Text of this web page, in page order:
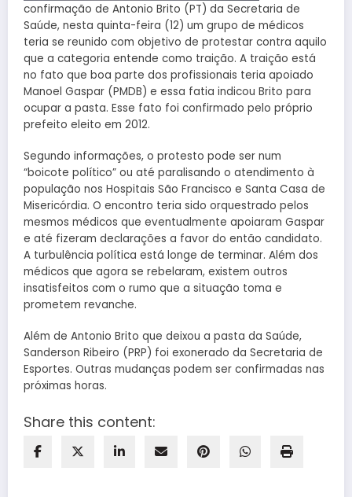
confirmação de Antonio Brito (PT) da Secretaria de
Saúde, nesta quinta-feira (12) um grupo de médicos
teria se reunido com objetivo de protestar contra aquilo
que a categoria entende como traição. A traição está
no fato que boa parte dos profissionais teria apoiado
Manoel Gaspar (PMDB) e essa fatia indicou Brito para
ocupar a pasta. Esse fato foi confirmado pelo próprio
prefeito eleito em 2012.
Segundo informações, o protesto pode ser num
“boicote político” ou até paralisando o atendimento à
população nos Hospitais São Francisco e Santa Casa de
Misericórdia. O encontro teria sido orquestrado pelos
mesmos médicos que eventualmente apoiaram Gaspar
e até fizeram declarações a favor do então candidato.
A turbulência política está longe de terminar. Além dos
médicos que agora se rebelaram, existem outros
insatisfeitos com o rumo que a situação toma e
prometem revanche.
Além de Antonio Brito que deixou a pasta da Saúde,
Sanderson Ribeiro (PRP) foi exonerado da Secretaria de
Esportes. Outras mudanças podem ser confirmadas nas
próximas horas.
Share this content: